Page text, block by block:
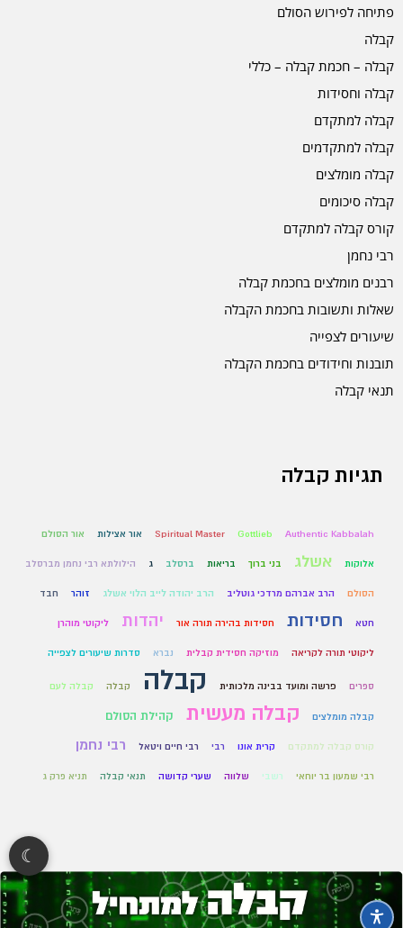
פתיחה לפירוש הסולם
קבלה
קבלה – חכמת קבלה – כללי
קבלה וחסידות
קבלה למתקדם
קבלה למתקדמים
קבלה מומלצים
קבלה סיכומים
קורס קבלה למתקדם
רבי נחמן
רבנים מומלצים בחכמת קבלה
שאלות ותשובות בחכמת הקבלה
שיעורים לצפייה
תובנות וחידודים בחכמת הקבלה
תנאי קבלה
תגיות קבלה
Authentic Kabbalah
Gottlieb
Spiritual Master אור אצילות אור הסולם
אלוקות אשלג בני ברוך בריאות ברסלב ג הילולתא רבי נחמן מברסלב
הסולם הרב אברהם מרדכי גוטליב הרב יהודה לייב הלוי אשלג זוהר חבד
חטא חסידות חסידות בהירה תורה אור יהדות ליקוטי מוהרן
ליקוטי תורה לקריאה מוזיקה חסידית קבלית נברא סדרות שיעורים לצפייה
ספרים פרשה ומועד בבינה מלכותית קבלה קבלה קבלה לעם
קבלה מומלצים קבלה מעשית קהילת הסולם
קורס קבלה למתקדם קרית אונו רבי רבי חיים ויטאל רבי נחמן
רבי שמעון בר יוחאי רשבי שלווה שערי קדושה תנאי קבלה תניא פרק ג
☾